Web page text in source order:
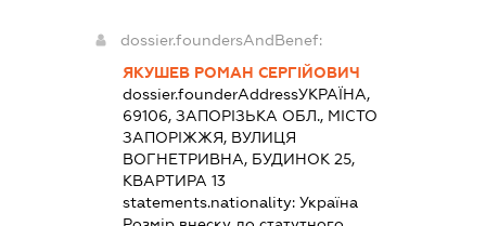
dossier.foundersAndBenef:
ЯКУШЕВ РОМАН СЕРГІЙОВИЧ
dossier.founderAddressУКРАЇНА,
69106, ЗАПОРІЗЬКА ОБЛ., МІСТО
ЗАПОРІЖЖЯ, ВУЛИЦЯ
ВОГНЕТРИВНА, БУДИНОК 25,
КВАРТИРА 13
statements.nationality:Україна